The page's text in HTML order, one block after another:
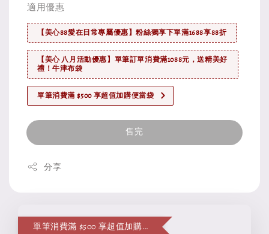
適用優惠
【美心88愛在日常專屬優惠】粉絲獨享下單滿1688享88折
【美心 八月活動優惠】單筆訂單消費滿1088元，送精美好
禮！牛津布袋
單筆消費滿 $500 享超值加購便當袋
售完
分享
單筆消費滿 $500 享超值加購便當袋